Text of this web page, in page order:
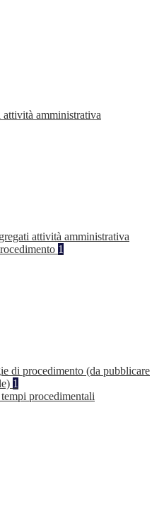
attività amministrativa
attività amministrativa
1
di procedimento (da pubblicare
1
procedimentali